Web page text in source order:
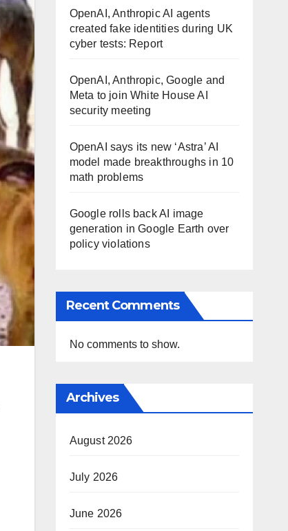
OpenAI, Anthropic AI agents
created fake identities during UK
cyber tests: Report
OpenAI, Anthropic, Google and
Meta to join White House AI
security meeting
OpenAI says its new ‘Astra’ AI
model made breakthroughs in 10
math problems
Google rolls back AI image
generation in Google Earth over
policy violations
Recent Comments
No comments to show.
Archives
August 2026
July 2026
June 2026